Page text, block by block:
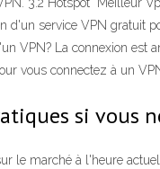
service VPN gratuit
VPN? La connexion est
vous connectez à un
si vous
le marché à l'heure